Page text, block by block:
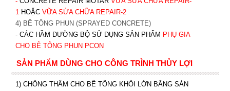
1 HOẶC VỮA SỬA CHỮA REPAIR-2
4) BÊ TÔNG PHUN (SPRAYED CONCRETE)
- CÁC HẦM ĐƯỜNG BỘ SỬ DỤNG SẢN PHẨM PHỤ GIA
CHO BÊ TÔNG PHUN PCON
SẢN PHẨM DÙNG CHO CÔNG TRÌNH THỦY LỢI
1) CHỐNG THẤM CHO BÊ TÔNG KHỐI LỚN BẰNG SẢN